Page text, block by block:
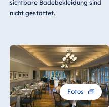
sichtbare Badebekleidung sind
nicht gestattet.
Fotos